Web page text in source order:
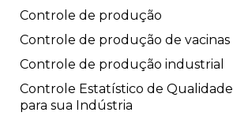
Controle de produção
Controle de produção de vacinas
Controle de produção industrial
Controle Estatístico de Qualidade
para sua Indústria